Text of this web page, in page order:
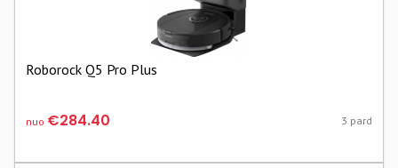
Roborock Q5 Pro Plus
nuo €284.40 3 pard